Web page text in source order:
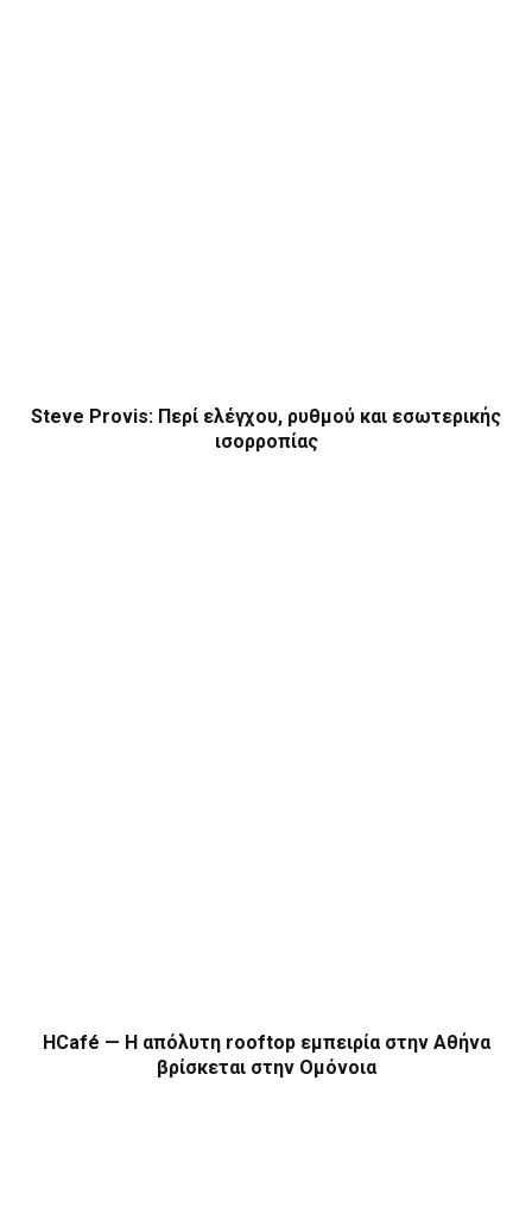
Steve Provis: Περί ελέγχου, ρυθμού και εσωτερικής
ισορροπίας
HCafé — Η απόλυτη rooftop εμπειρία στην Αθήνα
βρίσκεται στην Ομόνοια